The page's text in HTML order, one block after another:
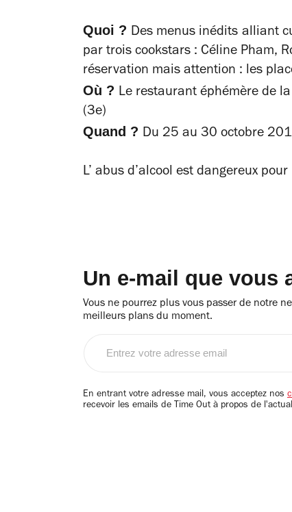
Quoi ? Des menus inédits alliant
par trois cookstars : Céline Pham,
réservation mais attention : les
Où ? Le restaurant éphémère de
(3e)
Quand ? Du 25 au 30 octobre
L’ abus d’alcool est dangereux
Un e-mail que vous
Vous ne pourrez plus vous passer de notre
meilleurs plans du moment.
email
En entrant votre adresse mail, vous acceptez nos
recevoir les emails de Time Out à propos de